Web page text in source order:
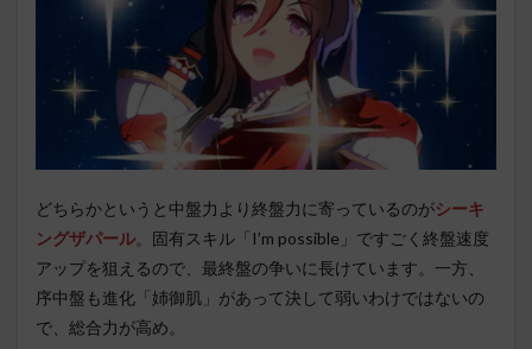
どちらかというと中盤力より終盤力に寄っているのがシーキ
ングザパール。固有スキル「I’m possible」ですごく終盤速度
アップを狙えるので、最終盤の争いに長けています。一方、
序中盤も進化「姉御肌」があって決して弱いわけではないの
で、総合力が高め。